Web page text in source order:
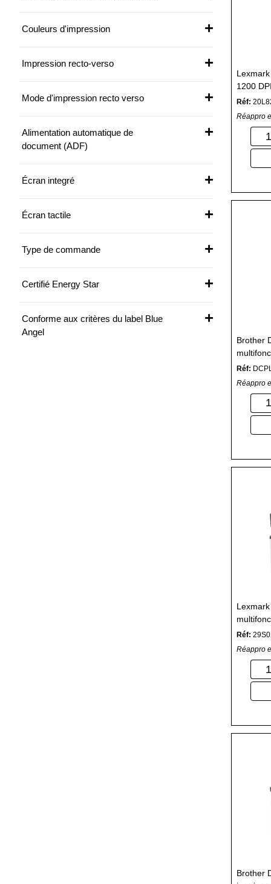
Couleurs d'impression
Impression recto-verso
Mode d'impression recto verso
Alimentation automatique de
document (ADF)
Écran integré
Écran tactile
Type de commande
Certifié Energy Star
Conforme aux critères du label Blue
Angel
1200
Réf:
Réappro
Brother
Réf:
Réappro
Réf:
Réappro
Brother